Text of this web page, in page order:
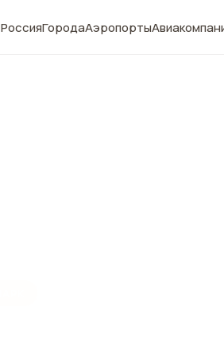
РоссияГородаАэропорты